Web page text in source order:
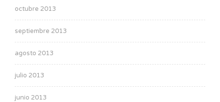
octubre 2013
septiembre 2013
agosto 2013
julio 2013
junio 2013